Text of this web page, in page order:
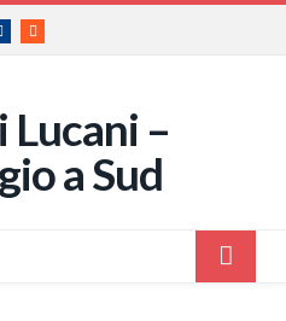
Facebook
RSS